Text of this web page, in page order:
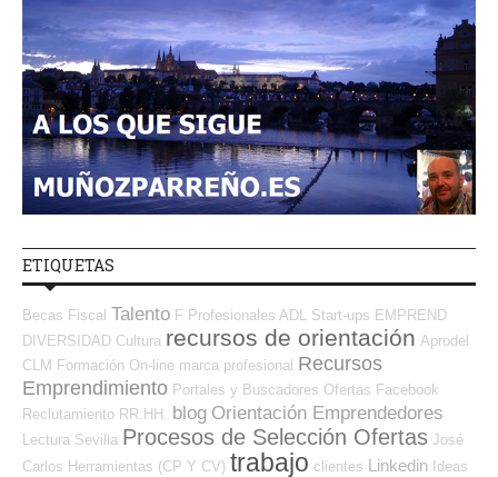
ETIQUETAS
Becas Fiscal Talento F Profesionales ADL Start-ups EMPREND
DIVERSIDAD Cultura recursos de orientación Aprodel
CLM Formación On-line marca profesional Recursos
Emprendimiento Portales y Buscadores Ofertas Facebook
Reclutamiento RR.HH. blog Orientación Emprendedores
Lectura Sevilla Procesos de Selección Ofertas José
Carlos Herramientas (CP Y CV) trabajo clientes Linkedin Ideas